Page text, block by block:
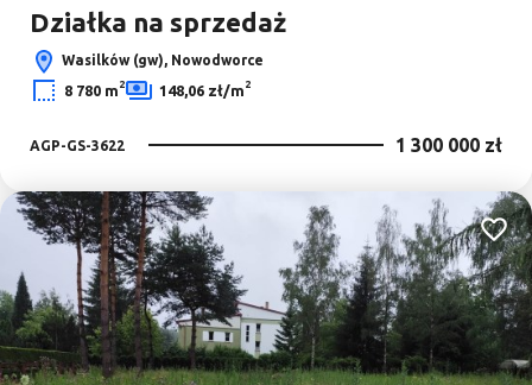
© OpenMapTiles
Działka na sprzedaż
Wasilków (gw), Nowodworce
8 780 m2 148,06 zł/m2
AGP-GS-3622 1 300 000 zł